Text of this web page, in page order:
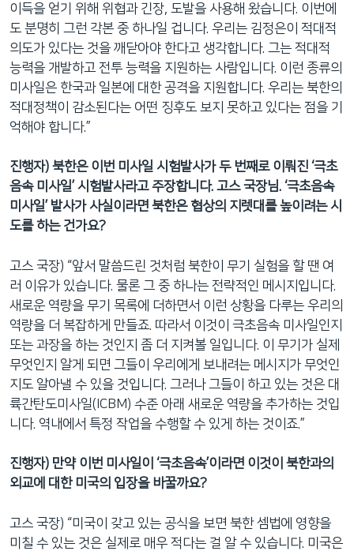
이득을 얻기 위해 위협과 긴장, 도발을 사용해 왔습니다. 이번에
도 분명히 그런 각본 중 하나일 겁니다. 우리는 김정은이 적대적
의도가 있다는 것을 깨닫아야 한다고 생각합니다. 그는 적대적
능력을 개발하고 전투 능력을 지원하는 사람입니다. 이런 종류의
미사일은 한국과 일본에 대한 공격을 지원합니다. 우리는 북한의
적대정책이 감소된다는 어떤 징후도 보지 못하고 있다는 점을 기
억해야 합니다.”
진행자) 북한은 이번 미사일 시험발사가 두 번째로 이뤄진 ‘극초
음속 미사일’ 시험발사라고 주장합니다. 고스 국장님. ‘극초음속
미사일’ 발사가 사실이라면 북한은 협상의 지렛대를 높이려는 시
도를 하는 건가요?
고스 국장) “앞서 말씀드린 것처럼 북한이 무기 실험을 할 땐 여
러 이유가 있습니다. 물론 그 중 하나는 전략적인 메시지입니다.
새로운 역량을 무기 목록에 더하면서 이런 상황을 다루는 우리의
역량을 더 복잡하게 만들죠. 따라서 이것이 극초음속 미사일인지
또는 과장을 하는 것인지 좀 더 지켜볼 일입니다. 이 무기가 실제
무엇인지 알게 되면 그들이 우리에게 보내려는 메시지가 무엇인
지도 알아낼 수 있을 것입니다. 그러나 그들이 하고 있는 것은 대
륙간탄도미사일(ICBM) 수준 아래 새로운 역량을 추가하는 것입
니다. 역내에서 특정 작업을 수행할 수 있게 하는 것이죠.”
진행자) 만약 이번 미사일이 ‘극초음속’이라면 이것이 북한과의
외교에 대한 미국의 입장을 바꿀까요?
고스 국장) “미국이 갖고 있는 공식을 보면 북한 셈법에 영향을
미칠 수 있는 것은 실제로 매우 적다는 걸 알 수 있습니다. 미국은